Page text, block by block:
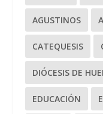
AGUSTINOS
CATEQUESIS
DIÓCESIS DE
EDUCACIÓN